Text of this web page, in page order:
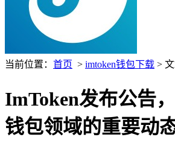
当前位置： 首页 > imtoken钱包下载 >
ImToken发布公告
钱包领域的重要动